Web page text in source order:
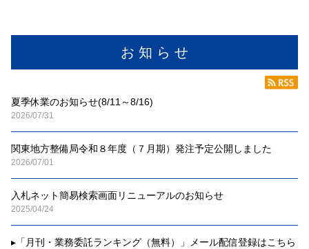
お 知 ら せ
夏季休業のお知らせ(8/11～8/16)
2026/07/31
関東地方整備局令和８年度（７月期）発注予定公開しました
2026/07/01
入札ネット簡易検索画面リニューアルのお知らせ
2025/04/24
▸ 「月刊・業務委託ランキング（無料）」メール配信登録はこちら